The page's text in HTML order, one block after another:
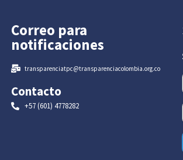
Correo para
notificaciones
transparenciatpc@transparenciacolombia.org.co
Contacto
+57 (601) 4778282